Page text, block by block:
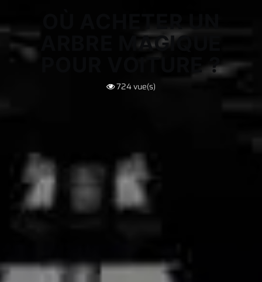
ARBRE MAGIQUE
POUR VOITURE ?
724vue(s)